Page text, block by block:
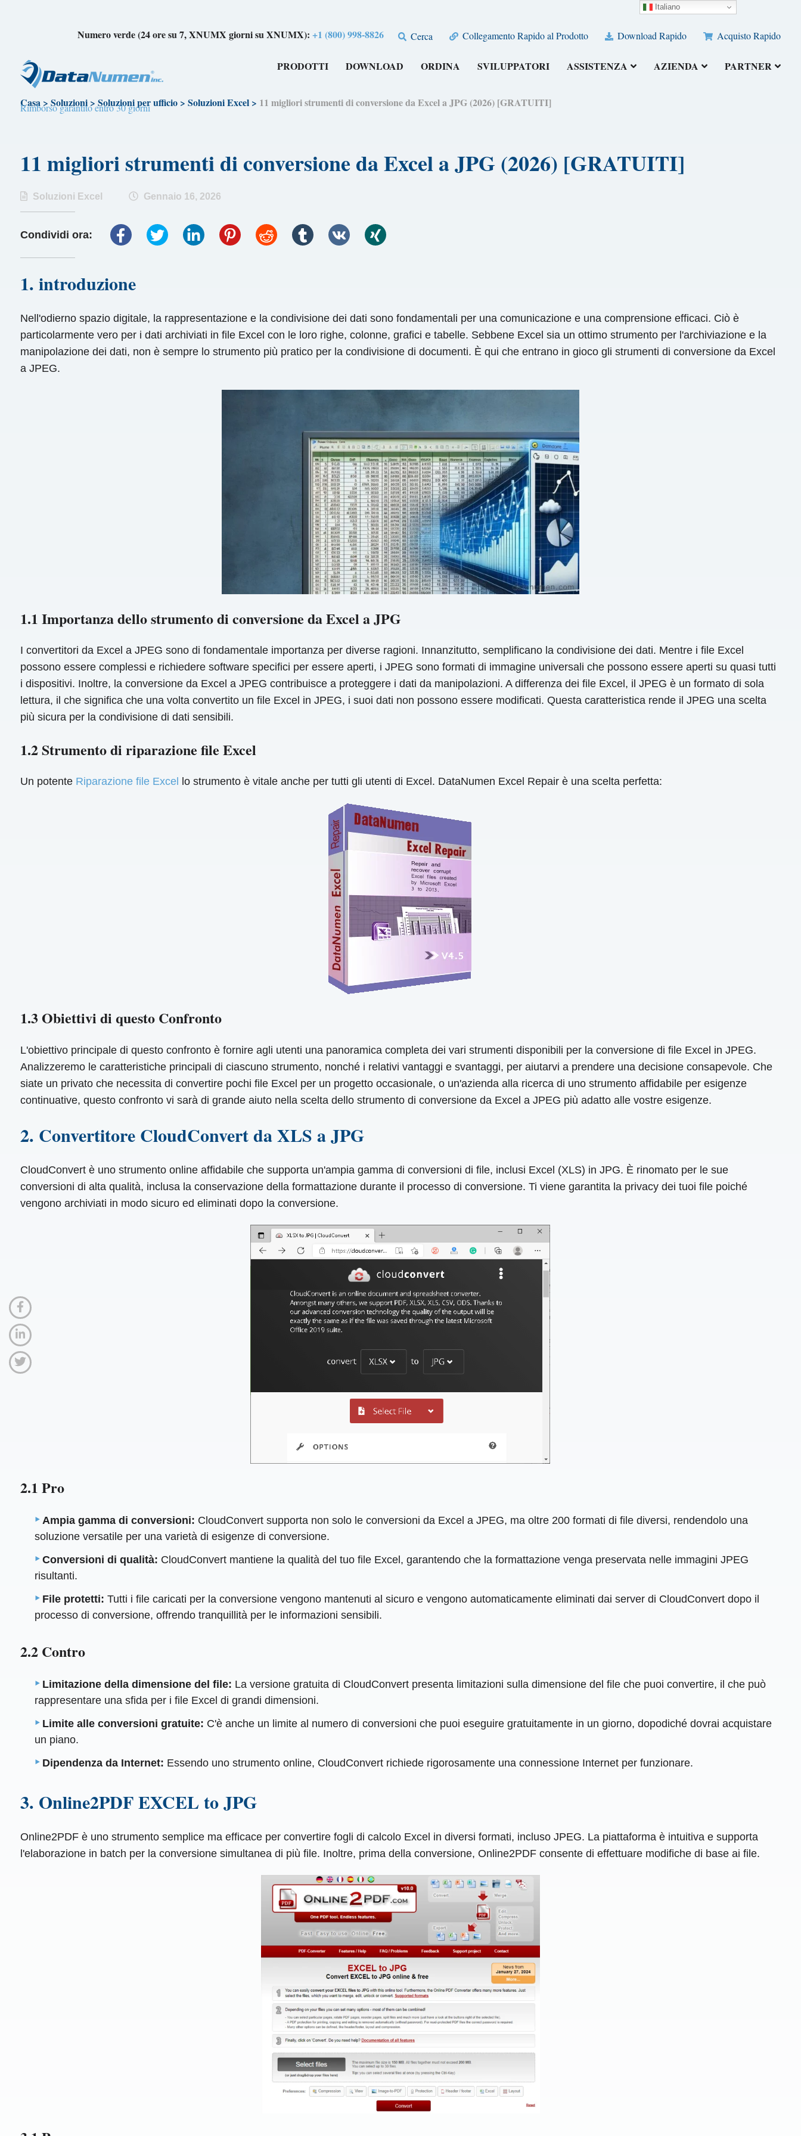
Numero verde (24 ore su 7, XNUMX giorni su XNUMX):+1 (800) 998-8826 Cerca Collegamento Rapido al Prodotto Download Rapido Acquisto Rapido
Rimborso garantito entro 30 giorni
PRODOTTI DOWNLOAD ORDINA SVILUPPATORI ASSISTENZA AZIENDA PARTNER
Casa> Soluzioni> Soluzioni per ufficio> Soluzioni Excel> 11 migliori strumenti di conversione da Excel a JPG (2026) [GRATUITI]
11 migliori strumenti di conversione da Excel a JPG (2026) [GRATUITI]
Soluzioni Excel Gennaio 16, 2026
Condividi ora:
1. introduzione
Nell'odierno spazio digitale, la rappresentazione e la condivisione dei dati sono fondamentali per una comunicazione e una comprensione efficaci. Ciò è
particolarmente vero per i dati archiviati in file Excel con le loro righe, colonne, grafici e tabelle. Sebbene Excel sia un ottimo strumento per l'archiviazione e la
manipolazione dei dati, non è sempre lo strumento più pratico per la condivisione di documenti. È qui che entrano in gioco gli strumenti di conversione da Excel
a JPEG.
1.1 Importanza dello strumento di conversione da Excel a JPG
I convertitori da Excel a JPEG sono di fondamentale importanza per diverse ragioni. Innanzitutto, semplificano la condivisione dei dati. Mentre i file Excel
possono essere complessi e richiedere software specifici per essere aperti, i JPEG sono formati di immagine universali che possono essere aperti su quasi tutti
i dispositivi. Inoltre, la conversione da Excel a JPEG contribuisce a proteggere i dati da manipolazioni. A differenza dei file Excel, il JPEG è un formato di sola
lettura, il che significa che una volta convertito un file Excel in JPEG, i suoi dati non possono essere modificati. Questa caratteristica rende il JPEG una scelta
più sicura per la condivisione di dati sensibili.
1.2 Strumento di riparazione file Excel
Un potente Riparazione file Excel lo strumento è vitale anche per tutti gli utenti di Excel. DataNumen Excel Repair è una scelta perfetta:
1.3 Obiettivi di questo Confronto
L'obiettivo principale di questo confronto è fornire agli utenti una panoramica completa dei vari strumenti disponibili per la conversione di file Excel in JPEG.
Analizzeremo le caratteristiche principali di ciascuno strumento, nonché i relativi vantaggi e svantaggi, per aiutarvi a prendere una decisione consapevole. Che
siate un privato che necessita di convertire pochi file Excel per un progetto occasionale, o un'azienda alla ricerca di uno strumento affidabile per esigenze
continuative, questo confronto vi sarà di grande aiuto nella scelta dello strumento di conversione da Excel a JPEG più adatto alle vostre esigenze.
2. Convertitore CloudConvert da XLS a JPG
CloudConvert è uno strumento online affidabile che supporta un'ampia gamma di conversioni di file, inclusi Excel (XLS) in JPG. È rinomato per le sue
conversioni di alta qualità, inclusa la conservazione della formattazione durante il processo di conversione. Ti viene garantita la privacy dei tuoi file poiché
vengono archiviati in modo sicuro ed eliminati dopo la conversione.
2.1 Pro
Ampia gamma di conversioni: CloudConvert supporta non solo le conversioni da Excel a JPEG, ma oltre 200 formati di file diversi, rendendolo una
soluzione versatile per una varietà di esigenze di conversione.
Conversioni di qualità: CloudConvert mantiene la qualità del tuo file Excel, garantendo che la formattazione venga preservata nelle immagini JPEG
risultanti.
File protetti:Tutti i file caricati per la conversione vengono mantenuti al sicuro e vengono automaticamente eliminati dai server di CloudConvert dopo il
processo di conversione, offrendo tranquillità per le informazioni sensibili.
2.2 Contro
Limitazione della dimensione del file: La versione gratuita di CloudConvert presenta limitazioni sulla dimensione del file che puoi convertire, il che può
rappresentare una sfida per i file Excel di grandi dimensioni.
Limite alle conversioni gratuite: C'è anche un limite al numero di conversioni che puoi eseguire gratuitamente in un giorno, dopodiché dovrai acquistare
un piano.
Dipendenza da Internet: Essendo uno strumento online, CloudConvert richiede rigorosamente una connessione Internet per funzionare.
3. Online2PDF EXCEL to JPG
Online2PDF è uno strumento semplice ma efficace per convertire fogli di calcolo Excel in diversi formati, incluso JPEG. La piattaforma è intuitiva e supporta
l'elaborazione in batch per la conversione simultanea di più file. Inoltre, prima della conversione, Online2PDF consente di effettuare modifiche di base ai file.
Italiano